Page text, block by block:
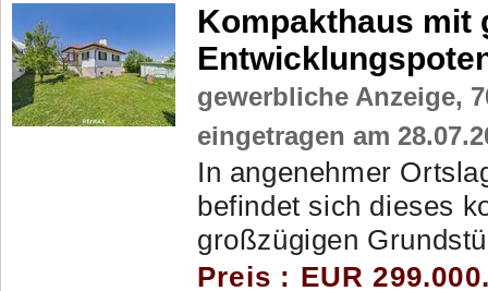
Kompakthaus mit
gewerbliche Anzeige,
eingetragen am
In angenehmer
befindet sich dieses
großzügigen
Preis : EUR